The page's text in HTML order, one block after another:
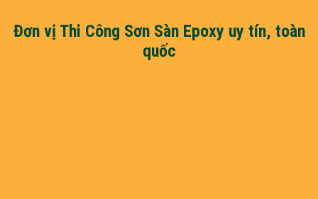
Đơn vị Thi Công Sơn Sàn Epoxy uy tín, toàn
quốc